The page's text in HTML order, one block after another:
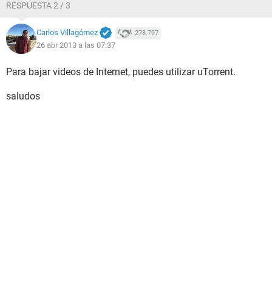
RESPUESTA 2 / 3
Carlos Villagómez 278.797
26 abr 2013 a las 07:37
Para bajar videos de Internet, puedes utilizar uTorrent.
saludos